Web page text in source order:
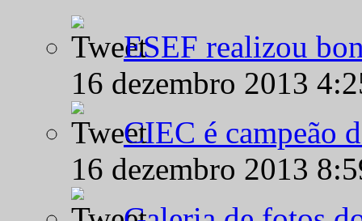
ESEF realizou
16 dezembro 2013
CIEC é campeão
16 dezembro 2013